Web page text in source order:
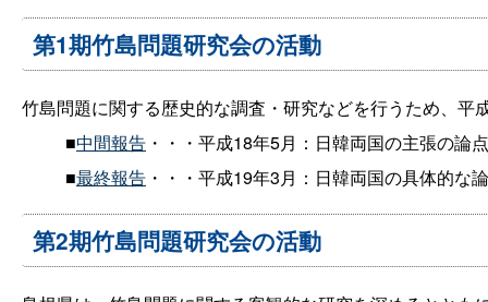
第1期竹島問題研究会の活動
竹島問題に関する歴史的な調査・研究などを行うため、
■中間報告 ・・・平成18年5月：日韓両国の主張の論
■最終報告 ・・・平成19年3月：日韓両国の具体的な
第2期竹島問題研究会の活動